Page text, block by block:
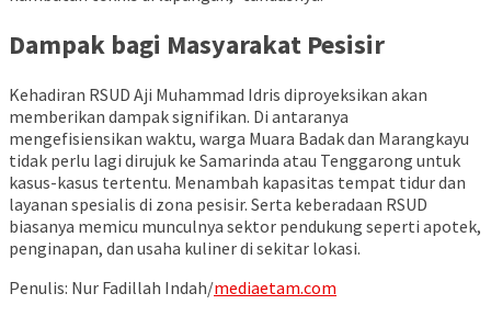
Dampak bagi Masyarakat Pesisir
Kehadiran RSUD Aji Muhammad Idris diproyeksikan akan
memberikan dampak signifikan. Di antaranya
mengefisiensikan waktu, warga Muara Badak dan Marangkayu
tidak perlu lagi dirujuk ke Samarinda atau Tenggarong untuk
kasus-kasus tertentu. Menambah kapasitas tempat tidur dan
layanan spesialis di zona pesisir. Serta keberadaan RSUD
biasanya memicu munculnya sektor pendukung seperti apotek,
penginapan, dan usaha kuliner di sekitar lokasi.
Penulis: Nur Fadillah Indah/mediaetam.com